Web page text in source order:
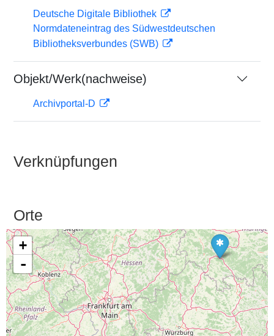
Deutsche Digitale Bibliothek
Normdateneintrag des Südwestdeutschen
Bibliotheksverbundes (SWB)
Objekt/Werk(nachweise)
Archivportal-D
Verknüpfungen
Orte
+
-